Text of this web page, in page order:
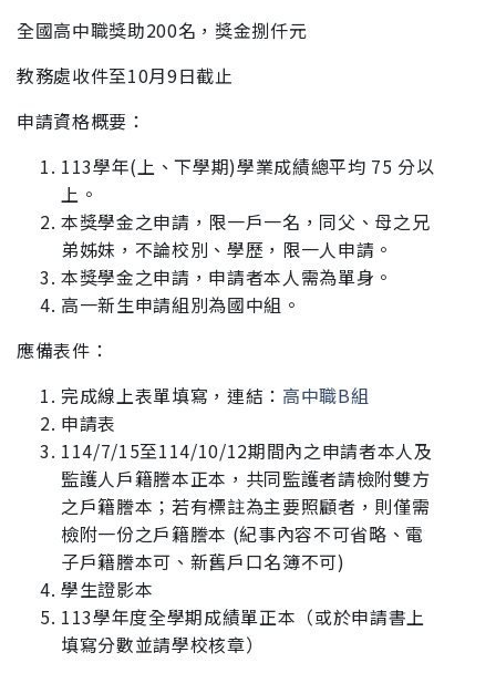
全國高中職獎助200名，獎金捌仟元
教務處收件至10月9日截止
申請資格概要：
113學年(上、下學期)學業成績總平均 75 分以
上。
本獎學金之申請，限一戶一名，同父、母之兄
弟姊妹，不論校別、學歷，限一人申請。
本獎學金之申請，申請者本人需為單身。
高一新生申請組別為國中組。
應備表件：
完成線上表單填寫，連結： 高中職B組
申請表
114/7/15至114/10/12期間內之申請者本人及
監護人戶籍謄本正本， 共同監護者請檢附雙方
之戶籍謄本；若有標註為主要照顧者，則僅需
檢附一份之戶籍謄本 (紀事內容不可省略、電
子戶籍謄本可、新舊戶口名簿不可)
學生證影本
113學年度全學期成績單正本（或於申請書上
填寫分數並請學校核章）